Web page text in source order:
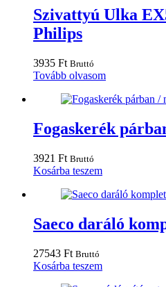
Szivattyú Ulka
Philips
3935 Ft Bruttó
Tovább olvasom
Fogaskerék
3921 Ft Bruttó
Kosárba teszem
Saeco daráló
27543 Ft Bruttó
Kosárba teszem